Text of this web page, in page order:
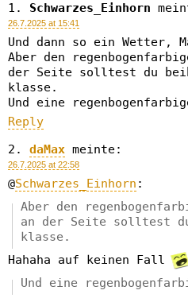
Schwarzes_Einhorn
26.7.2025 at 15:41
Und dann so ein Wetter,
Aber den
der Seite solltest du
klasse.
Und eine
Reply
daMax meinte:
26.7.2025 at 22:58
@Schwarzes_Einhorn :
Aber den
an der Seite solltest
klasse.
Hahaha auf keinen Fall
Und eine